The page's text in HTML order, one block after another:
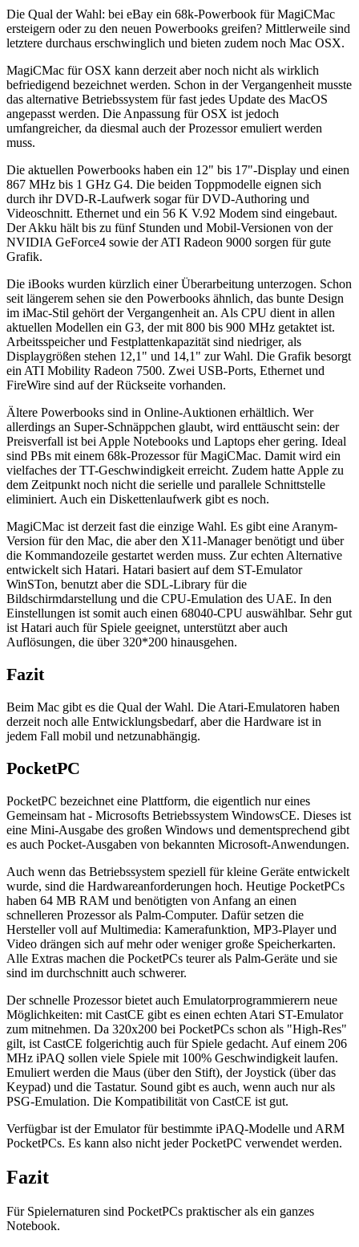
Die Qual der Wahl: bei eBay ein 68k-Powerbook für MagiCMac
ersteigern oder zu den neuen Powerbooks greifen? Mittlerweile sind
letztere durchaus erschwinglich und bieten zudem noch Mac OSX.
MagiCMac für OSX kann derzeit aber noch nicht als wirklich
befriedigend bezeichnet werden. Schon in der Vergangenheit musste
das alternative Betriebssystem für fast jedes Update des MacOS
angepasst werden. Die Anpassung für OSX ist jedoch
umfangreicher, da diesmal auch der Prozessor emuliert werden
muss.
Die aktuellen Powerbooks haben ein 12" bis 17"-Display und einen
867 MHz bis 1 GHz G4. Die beiden Toppmodelle eignen sich
durch ihr DVD-R-Laufwerk sogar für DVD-Authoring und
Videoschnitt. Ethernet und ein 56 K V.92 Modem sind eingebaut.
Der Akku hält bis zu fünf Stunden und Mobil-Versionen von der
NVIDIA GeForce4 sowie der ATI Radeon 9000 sorgen für gute
Grafik.
Die iBooks wurden kürzlich einer Überarbeitung unterzogen. Schon
seit längerem sehen sie den Powerbooks ähnlich, das bunte Design
im iMac-Stil gehört der Vergangenheit an. Als CPU dient in allen
aktuellen Modellen ein G3, der mit 800 bis 900 MHz getaktet ist.
Arbeitsspeicher und Festplattenkapazität sind niedriger, als
Displaygrößen stehen 12,1" und 14,1" zur Wahl. Die Grafik besorgt
ein ATI Mobility Radeon 7500. Zwei USB-Ports, Ethernet und
FireWire sind auf der Rückseite vorhanden.
Ältere Powerbooks sind in Online-Auktionen erhältlich. Wer
allerdings an Super-Schnäppchen glaubt, wird enttäuscht sein: der
Preisverfall ist bei Apple Notebooks und Laptops eher gering. Ideal
sind PBs mit einem 68k-Prozessor für MagiCMac. Damit wird ein
vielfaches der TT-Geschwindigkeit erreicht. Zudem hatte Apple zu
dem Zeitpunkt noch nicht die serielle und parallele Schnittstelle
eliminiert. Auch ein Diskettenlaufwerk gibt es noch.
MagiCMac ist derzeit fast die einzige Wahl. Es gibt eine Aranym-
Version für den Mac, die aber den X11-Manager benötigt und über
die Kommandozeile gestartet werden muss. Zur echten Alternative
entwickelt sich Hatari. Hatari basiert auf dem ST-Emulator
WinSTon, benutzt aber die SDL-Library für die
Bildschirmdarstellung und die CPU-Emulation des UAE. In den
Einstellungen ist somit auch einen 68040-CPU auswählbar. Sehr gut
ist Hatari auch für Spiele geeignet, unterstützt aber auch
Auflösungen, die über 320*200 hinausgehen.
Fazit
Beim Mac gibt es die Qual der Wahl. Die Atari-Emulatoren haben
derzeit noch alle Entwicklungsbedarf, aber die Hardware ist in
jedem Fall mobil und netzunabhängig.
PocketPC
PocketPC bezeichnet eine Plattform, die eigentlich nur eines
Gemeinsam hat - Microsofts Betriebssystem WindowsCE. Dieses ist
eine Mini-Ausgabe des großen Windows und dementsprechend gibt
es auch Pocket-Ausgaben von bekannten Microsoft-Anwendungen.
Auch wenn das Betriebssystem speziell für kleine Geräte entwickelt
wurde, sind die Hardwareanforderungen hoch. Heutige PocketPCs
haben 64 MB RAM und benötigten von Anfang an einen
schnelleren Prozessor als Palm-Computer. Dafür setzen die
Hersteller voll auf Multimedia: Kamerafunktion, MP3-Player und
Video drängen sich auf mehr oder weniger große Speicherkarten.
Alle Extras machen die PocketPCs teurer als Palm-Geräte und sie
sind im durchschnitt auch schwerer.
Der schnelle Prozessor bietet auch Emulatorprogrammierern neue
Möglichkeiten: mit CastCE gibt es einen echten Atari ST-Emulator
zum mitnehmen. Da 320x200 bei PocketPCs schon als "High-Res"
gilt, ist CastCE folgerichtig auch für Spiele gedacht. Auf einem 206
MHz iPAQ sollen viele Spiele mit 100% Geschwindigkeit laufen.
Emuliert werden die Maus (über den Stift), der Joystick (über das
Keypad) und die Tastatur. Sound gibt es auch, wenn auch nur als
PSG-Emulation. Die Kompatibilität von CastCE ist gut.
Verfügbar ist der Emulator für bestimmte iPAQ-Modelle und ARM
PocketPCs. Es kann also nicht jeder PocketPC verwendet werden.
Fazit
Für Spielernaturen sind PocketPCs praktischer als ein ganzes
Notebook.